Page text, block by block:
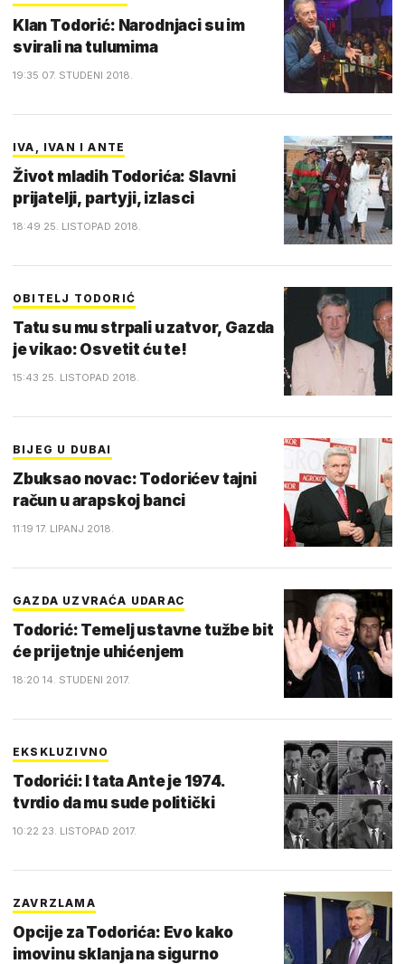
Klan Todorić: Narodnjaci su im
svirali na tulumima
19:35 07. STUDENI 2018.
IVA, IVAN I ANTE
Život mladih Todorića: Slavni
prijatelji, partyji, izlasci
18:49 25. LISTOPAD 2018.
OBITELJ TODORIĆ
Tatu su mu strpali u zatvor, Gazda
je vikao: Osvetit ću te!
15:43 25. LISTOPAD 2018.
BIJEG U DUBAI
Zbuksao novac: Todorićev tajni
račun u arapskoj banci
11:19 17. LIPANJ 2018.
GAZDA UZVRAĆA UDARAC
Todorić: Temelj ustavne tužbe bit
će prijetnje uhićenjem
18:20 14. STUDENI 2017.
EKSKLUZIVNO
Todorići: I tata Ante je 1974.
tvrdio da mu sude politički
10:22 23. LISTOPAD 2017.
ZAVRZLAMA
Opcije za Todorića: Evo kako
imovinu sklanja na sigurno